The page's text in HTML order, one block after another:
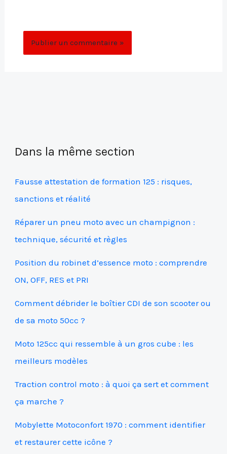
Dans la même section
Fausse attestation de formation 125 : risques,
sanctions et réalité
Réparer un pneu moto avec un champignon :
technique, sécurité et règles
Position du robinet d’essence moto : comprendre
ON, OFF, RES et PRI
Comment débrider le boîtier CDI de son scooter ou
de sa moto 50cc ?
Moto 125cc qui ressemble à un gros cube : les
meilleurs modèles
Traction control moto : à quoi ça sert et comment
ça marche ?
Mobylette Motoconfort 1970 : comment identifier
et restaurer cette icône ?